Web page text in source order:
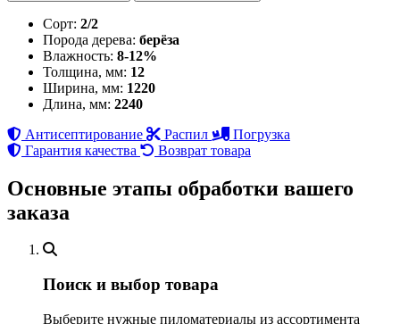
Сорт: 2/2
Порода дерева: берёза
Влажность: 8-12%
Толщина, мм: 12
Ширина, мм: 1220
Длина, мм: 2240
Антисептирование
Распил
Погрузка
Гарантия качества
Возврат товара
Основные этапы обработки вашего
заказа
Поиск и выбор товара
Выберите нужные пиломатериалы из ассортимента